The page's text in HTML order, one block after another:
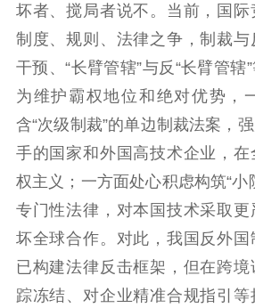
坏者、搅局者说不。当前，国
制度、规则、法律之争，制裁与
干预、“长臂管辖”与反“长臂管辖
为维护霸权地位和绝对优势，
含“次级制裁”的单边制裁法案，
手的国家和外国高技术企业，
权主义；一方面处心积虑构筑“小
专门性法律，对本国技术采取
坏全球合作。对此，我国反外
已构建法律反击框架，但在跨境
踪冻结、对企业精准合规指引